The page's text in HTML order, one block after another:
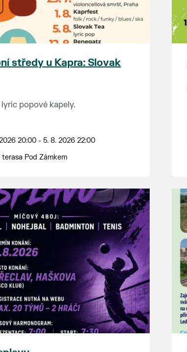
středy u Kapra: Slovak
popové kapely.
20:00 - 5. 8. 2026 22:00
terasa Pod Zámkem